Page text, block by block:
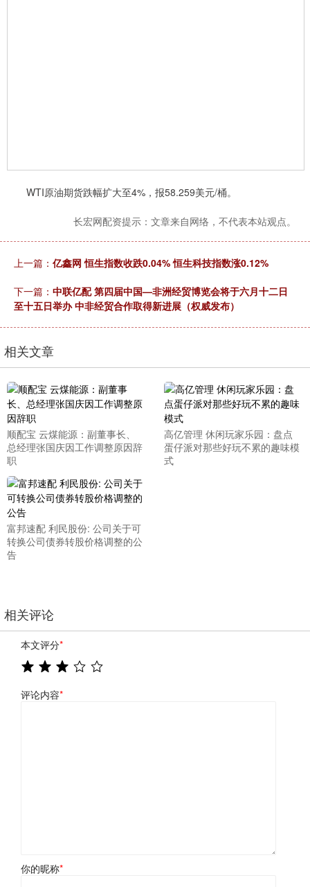
WTI原油期货跌幅扩大至4%，报58.259美元/桶。
长宏网配资提示：文章来自网络，不代表本站观点。
上一篇： 亿鑫网 恒生指数收跌0.04% 恒生科技指数涨0.12%
下一篇： 中联亿配 第四届中国—非洲经贸博览会将于六月十二日
至十五日举办 中非经贸合作取得新进展（权威发布）
相关文章
顺配宝 云煤能源：副董事长、
总经理张国庆因工作调整原因辞
职
高亿管理 休闲玩家乐园：盘点
蛋仔派对那些好玩不累的趣味模
式
富邦速配 利民股份: 公司关于可
转换公司债券转股价格调整的公
告
相关评论
本文评分*
评论内容*
你的昵称*